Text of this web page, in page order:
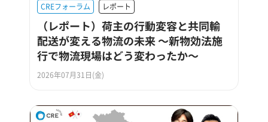
CREフォーラム レポート
（レポート）荷主の行動変容と共同輸
配送が変える物流の未来 ～新物効法施
行で物流現場はどう変わったか～
2026年07月31日(金)